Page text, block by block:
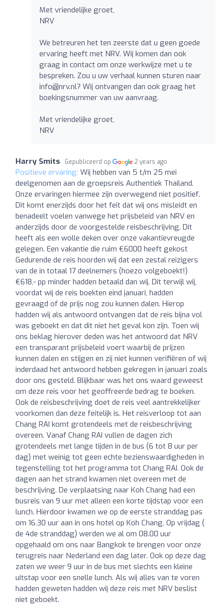
Met vriendelijke groet,
NRV
We betreuren het ten zeerste dat u geen goede
ervaring heeft met NRV. Wij komen dan ook
graag in contact om onze werkwijze met u te
bespreken. Zou u uw verhaal kunnen sturen naar
info@nrv.nl? Wij ontvangen dan ook graag het
boekingsnummer van uw aanvraag.
Met vriendelijke groet,
NRV
Harry Smits Gepubliceerd op 2 years ago
Positieve ervaring: Wij hebben van 5 t/m 25 mei
deelgenomen aan de groepsreis Authentiek Thailand.
Onze ervaringen hiermee zijn overwegend niet positief.
Dit komt enerzijds door het feit dat wij ons misleidt en
benadeelt voelen vanwege het prijsbeleid van NRV en
anderzijds door de voorgestelde reisbeschrijving. Dit
heeft als een wolle deken over onze vakantievreugde
gelegen. Een vakantie die ruim €6000 heeft gekost
Gedurende de reis hoorden wij dat een zestal reizigers
van de in totaal 17 deelnemers (hoezo volgeboekt!)
€618,- pp minder hadden betaald dan wij. Dit terwijl wij,
voordat wij de reis boekten eind januari, hadden
gevraagd of de prijs nog zou kunnen dalen. Hierop
hadden wij als antwoord ontvangen dat de reis bijna vol
was geboekt en dat dit niet het geval kon zijn. Toen wij
ons beklag hierover deden was het antwoord dat NRV
een transparant prijsbeleid voert waarbij de prijzen
kunnen dalen en stijgen en zij niet kunnen verifiëren of wij
inderdaad het antwoord hebben gekregen in januari zoals
door ons gesteld. Blijkbaar was het ons waard geweest
om deze reis voor het geoffreerde bedrag te boeken.
Ook de reisbeschrijving doet de reis veel aantrekkelijker
voorkomen dan deze feitelijk is. Het reisverloop tot aan
Chang RAI komt grotendeels met de reisbeschrijving
overeen. Vanaf Chang RAI vullen de dagen zich
grotendeels met lange tijden in de bus (6 tot 8 uur per
dag) met weinig tot geen echte bezienswaardigheden in
tegenstelling tot het programma tot Chang RAI. Ook de
dagen aan het strand kwamen niet overeen met de
beschrijving. De verplaatsing naar Koh Chang had een
busreis van 9 uur met alleen een korte tijdstap voor een
lunch. Hierdoor kwamen we op de eerste stranddag pas
om 16.30 uur aan in ons hotel op Koh Chang. Op vrijdag (
de 4de stranddag) werden we al om 08.00 uur
opgehaald om ons naar Bangkok te brengen voor onze
terugreis naar Nederland een dag later. Ook op deze dag
zaten we weer 9 uur in de bus met slechts een kleine
uitstap voor een snelle lunch. Als wij alles van te voren
hadden geweten hadden wij deze reis met NRV beslist
niet geboekt.